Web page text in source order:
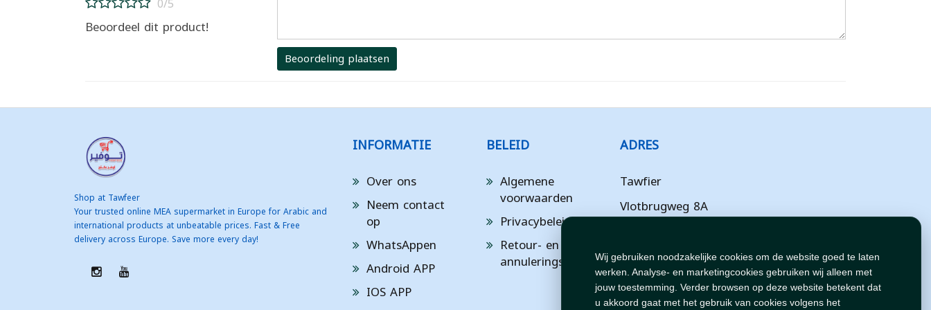
Wij gebruiken noodzakelijke cookies om de website goed te laten
werken. Analyse- en marketingcookies gebruiken wij alleen met
jouw toestemming. Verder browsen op deze website betekent dat
u akkoord gaat met het gebruik van cookies volgens het
Beoordeel dit product!
Beoordeling plaatsen
Shop at Tawfeer
Your trusted online MEA supermarket in Europe for Arabic and
international products at unbeatable prices. Fast & Free
delivery across Europe. Save more every day!
INFORMATIE
Over ons
Neem contact
op
WhatsAppen
Android APP
IOS APP
BELEID
Algemene
voorwaarden
Privacybeleid
Retour- en
annuleringsbeleid
ADRES
Tawfier
Vlotbrugweg 8A
Flevoland
NL